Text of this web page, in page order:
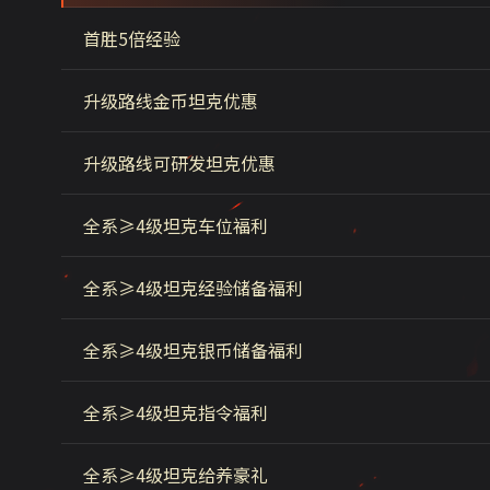
首胜5倍经验
升级路线金币坦克优惠
升级路线可研发坦克优惠
全系≥4级坦克车位福利
全系≥4级坦克经验储备福利
全系≥4级坦克银币储备福利
全系≥4级坦克指令福利
全系≥4级坦克给养豪礼